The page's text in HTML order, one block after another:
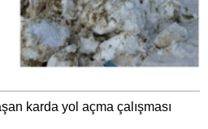
karda yol açma çalışması